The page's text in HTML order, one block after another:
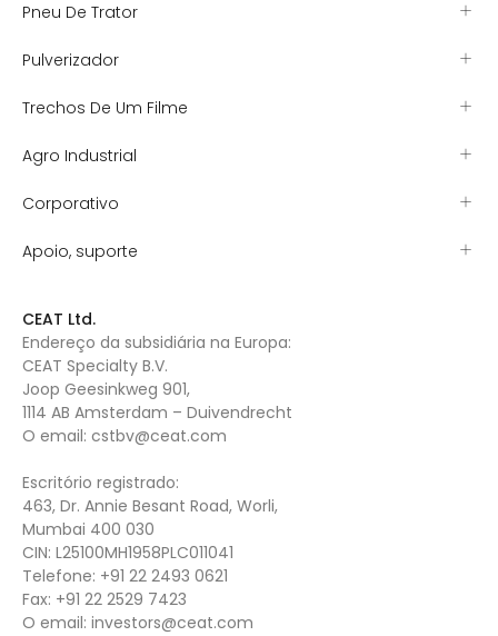
Pneu De Trator
Pulverizador
Trechos De Um Filme
Agro Industrial
Corporativo
Apoio, suporte
CEAT Ltd.
Endereço da subsidiária na Europa:
CEAT Specialty B.V.
Joop Geesinkweg 901,
1114 AB Amsterdam – Duivendrecht
O email: cstbv@ceat.com
Escritório registrado:
463, Dr. Annie Besant Road, Worli,
Mumbai 400 030
CIN: L25100MH1958PLC011041
Telefone: +91 22 2493 0621
Fax: +91 22 2529 7423
O email: investors@ceat.com